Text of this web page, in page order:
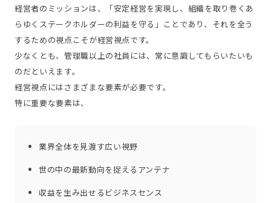
経営者のミッションは、「安定経営を実現し、組織を取り巻くあ
らゆくステークホルダーの利益を守る」ことであり、それを全う
するための視点こそが経営視点です。
少なくとも、管理職以上の社員には、常に意識してもらいたいも
のだといえます。
経営視点にはさまざまな要素が必要です。
特に重要な要素は、
業界全体を見渡す広い視野
世の中の最新動向を捉えるアンテナ
収益を生み出せるビジネスセンス